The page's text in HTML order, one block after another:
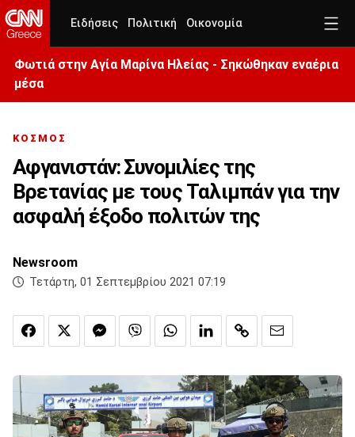
Ειδήσεις Πολιτική Οικονομία
Φωτιά στην Aγία Μαρίνα Ηλείας - Σηκώθηκαν εναέρια
μέσα
ΚΟΣΜΟΣ
Αφγανιστάν: Συνομιλίες της
Βρετανίας με τους Ταλιμπάν για την
ασφαλή έξοδο πολιτών της
Newsroom
Τετάρτη, 01 Σεπτεμβρίου 2021 07:19